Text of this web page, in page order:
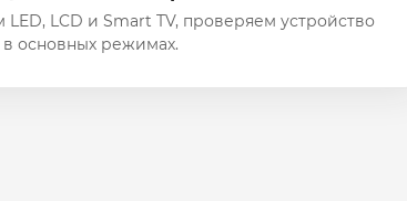
LCD и Smart TV, проверяем устройство
основных режимах.